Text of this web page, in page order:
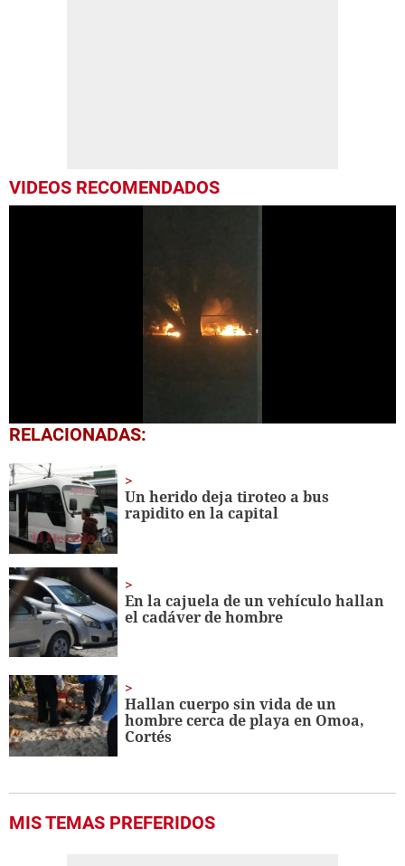
VIDEOS RECOMENDADOS
0
seconds
56
seconds
RELACIONADAS:
Un herido deja tiroteo a bus
rapidito en la capital
En la cajuela de un vehículo hallan
el cadáver de hombre
Hallan cuerpo sin vida de un
hombre cerca de playa en Omoa,
Cortés
MIS TEMAS PREFERIDOS